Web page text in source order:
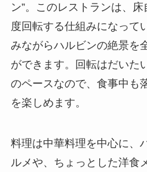
ン”。このレストランは、
度回転する仕組みになって
みながらハルビンの絶景を
ができます。回転はだいた
のペースなので、食事中も
を楽しめます。
料理は中華料理を中心に、
ルメや、ちょっとした洋食